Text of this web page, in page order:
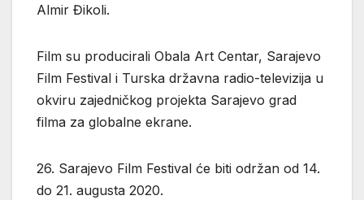
Almir Đikoli.
Film su producirali Obala Art Centar, Sarajevo
Film Festival i Turska državna radio-televizija u
okviru zajedničkog projekta Sarajevo grad
filma za globalne ekrane.
26. Sarajevo Film Festival će biti održan od 14.
do 21. augusta 2020.